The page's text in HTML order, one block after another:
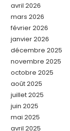
avril 2026
mars 2026
février 2026
janvier 2026
décembre 2025
novembre 2025
octobre 2025
août 2025
juillet 2025
juin 2025
mai 2025
avril 2025